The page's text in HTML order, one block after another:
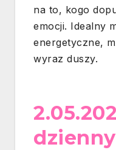
na to, kogo
emocji. Idealny
energetyczne,
wyraz duszy.